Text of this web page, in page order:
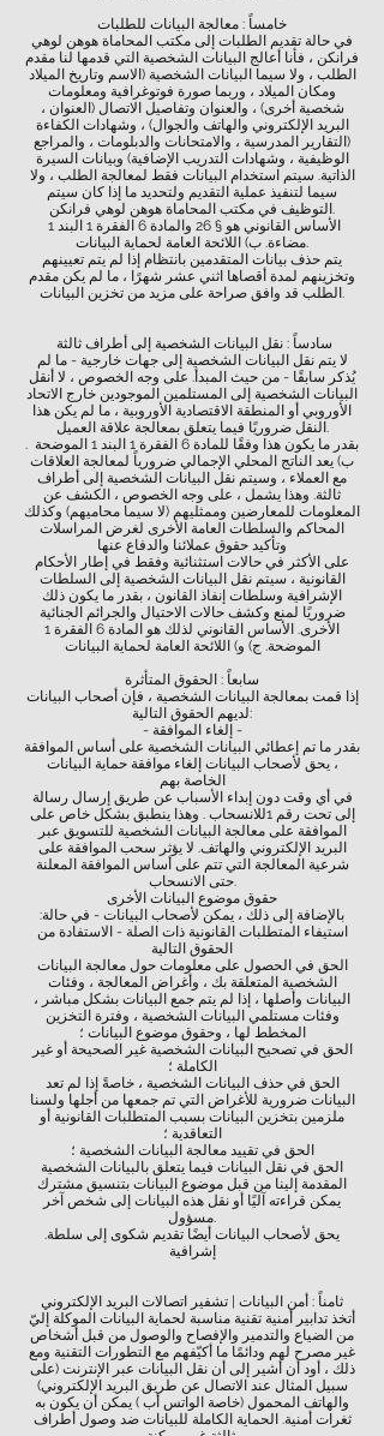
خامساً : معالجة البيانات للطلبات
في حالة تقديم الطلبات إلى مكتب المحاماة هوهن لوهي
فرانكن ، فأنا أعالج البيانات الشخصية التي قدمها لنا مقدم
الطلب ، ولا سيما البيانات الشخصية (الاسم وتاريخ الميلاد
ومكان الميلاد ، وربما صورة فوتوغرافية ومعلومات
شخصية أخرى) ، والعنوان وتفاصيل الاتصال (العنوان ،
البريد الإلكتروني والهاتف والجوال) ، وشهادات الكفاءة
(التقارير المدرسية ، والامتحانات والدبلومات ، والمراجع
الوظيفية ، وشهادات التدريب الإضافية) وبيانات السيرة
الذاتية. سيتم استخدام البيانات فقط لمعالجة الطلب ، ولا
سيما لتنفيذ عملية التقديم ولتحديد ما إذا كان سيتم
التوظيف في مكتب المحاماة هوهن لوهي فرانكن.
مضاءة. ب) اللائحة العامة لحماية البيانات.
يتم حذف بيانات المتقدمين بانتظام إذا لم يتم تعيينهم
وتخزينهم لمدة أقصاها اثني عشر شهرًا ، ما لم يكن مقدم
الطلب قد وافق صراحة على مزيد من تخزين البيانات.
سادساً : نقل البيانات الشخصية إلى أطراف ثالثة
لا يتم نقل البيانات الشخصية إلى جهات خارجية - ما لم
يُذكر سابقًا - من حيث المبدأ. على وجه الخصوص ، لا أنقل
البيانات الشخصية إلى المستلمين الموجودين خارج الاتحاد
الأوروبي أو المنطقة الاقتصادية الأوروبية ، ما لم يكن هذا
النقل ضروريًا فيما يتعلق بمعالجة علاقة العميل.
بقدر ما يكون هذا وفقًا للمادة 6 الفقرة 1 البند 1 الموضحة .
ب) يعد الناتج المحلي الإجمالي ضرورياً لمعالجة العلاقات
مع العملاء ، وسيتم نقل البيانات الشخصية إلى أطراف
ثالثة. وهذا يشمل ، على وجه الخصوص ، الكشف عن
المعلومات للمعارضين وممثليهم (لا سيما محاميهم) وكذلك
المحاكم والسلطات العامة الأخرى لغرض المراسلات
وتأكيد حقوق عملائنا والدفاع عنها
على الأكثر في حالات استثنائية وفقط في إطار الأحكام
القانونية ، سيتم نقل البيانات الشخصية إلى السلطات
الإشرافية وسلطات إنفاذ القانون ، بقدر ما يكون ذلك
ضروريًا لمنع وكشف حالات الاحتيال والجرائم الجنائية
الأخرى. الأساس القانوني لذلك هو المادة 6 الفقرة 1
الموضحة. ج) و) اللائحة العامة لحماية البيانات
سابعاً : الحقوق المتأثرة
إذا قمت بمعالجة البيانات الشخصية ، فإن أصحاب البيانات
لديهم الحقوق التالية:
- إلغاء الموافقة -
بقدر ما تم إعطائي البيانات الشخصية على أساس الموافقة
، يحق لأصحاب البيانات إلغاء موافقة حماية البيانات
الخاصة بهم
في أي وقت دون إبداء الأسباب عن طريق إرسال رسالة
إلى تحت رقم 1للانسحاب . وهذا ينطبق بشكل خاص على
الموافقة على معالجة البيانات الشخصية للتسويق عبر
البريد الإلكتروني والهاتف. لا يؤثر سحب الموافقة على
شرعية المعالجة التي تتم على أساس الموافقة المعلنة
حتى الانسحاب.
حقوق موضوع البيانات الأخرى
:بالإضافة إلى ذلك ، يمكن لأصحاب البيانات - في حالة
استيفاء المتطلبات القانونية ذات الصلة - الاستفادة من
الحقوق التالية
الحق في الحصول على معلومات حول معالجة البيانات
الشخصية المتعلقة بك ، وأغراض المعالجة ، وفئات
البيانات وأصلها ، إذا لم يتم جمع البيانات بشكل مباشر ،
وفئات مستلمي البيانات الشخصية ، وفترة التخزين
المخطط لها ، وحقوق موضوع البيانات ؛
الحق في تصحيح البيانات الشخصية غير الصحيحة أو غير
الكاملة ؛
الحق في حذف البيانات الشخصية ، خاصةً إذا لم تعد
البيانات ضرورية للأغراض التي تم جمعها من أجلها ولسنا
ملزمين بتخزين البيانات بسبب المتطلبات القانونية أو
التعاقدية ؛
الحق في تقييد معالجة البيانات الشخصية ؛
الحق في نقل البيانات فيما يتعلق بالبيانات الشخصية
المقدمة إلينا من قبل موضوع البيانات بتنسيق مشترك
يمكن قراءته آليًا أو نقل هذه البيانات إلى شخص آخر
مسؤول.
.يحق لأصحاب البيانات أيضًا تقديم شكوى إلى سلطة
إشرافية
ثامناً : أمن البيانات | تشفير اتصالات البريد الإلكتروني
أتخذ تدابير أمنية تقنية مناسبة لحماية البيانات الموكلة إليّ
من الضياع والتدمير والإفصاح والوصول من قبل أشخاص
غير مصرح لهم ودائمًا ما أكيّفهم مع التطورات التقنية ومع
ذلك ، أود أن أشير إلى أن نقل البيانات عبر الإنترنت (على
سبيل المثال عند الاتصال عن طريق البريد الإلكتروني)
والهاتف المحمول (خاصة الواتس أب ) يمكن أن يكون به
ثغرات أمنية. الحماية الكاملة للبيانات ضد وصول أطراف